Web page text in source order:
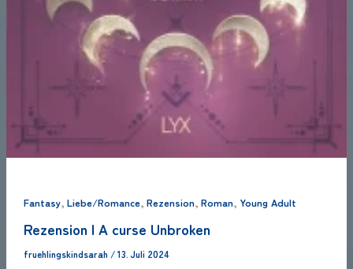
Fantasy, Liebe/Romance, Rezension, Roman, Young Adult
Rezension | A curse Unbroken
fruehlingskindsarah /13. Juli 2024